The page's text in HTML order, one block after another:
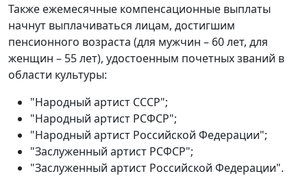
Также ежемесячные компенсационные выплаты
начнут выплачиваться лицам, достигшим
пенсионного возраста (для мужчин – 60 лет, для
женщин – 55 лет), удостоенным почетных званий в
области культуры:
"Народный артист СССР";
"Народный артист РСФСР";
"Народный артист Российской Федерации";
"Заслуженный артист РСФСР";
"Заслуженный артист Российской Федерации".